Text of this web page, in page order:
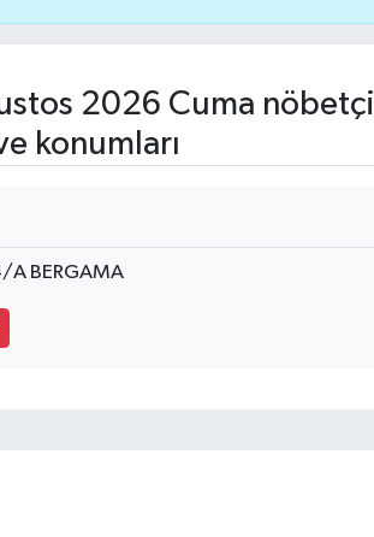
2026 Cuma nöbetçi
konumları
A BERGAMA